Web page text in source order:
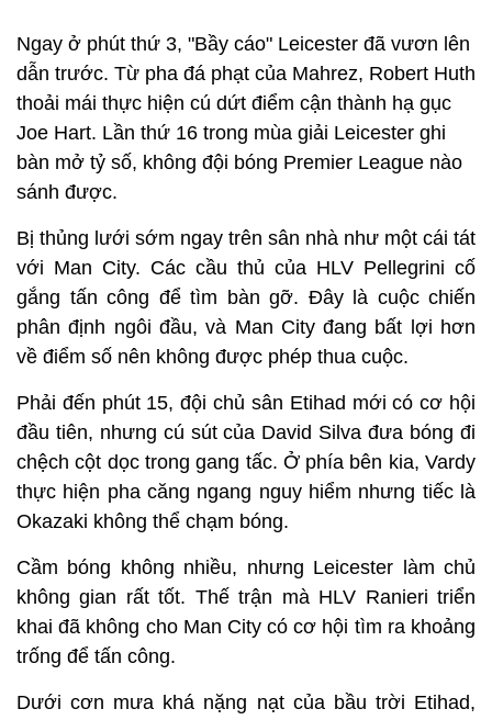
Ngay ở phút thứ 3, "Bầy cáo" Leicester đã vươn lên
dẫn trước. Từ pha đá phạt của Mahrez, Robert Huth
thoải mái thực hiện cú dứt điểm cận thành hạ gục
Joe Hart. Lần thứ 16 trong mùa giải Leicester ghi
bàn mở tỷ số, không đội bóng Premier League nào
sánh được.
Bị thủng lưới sớm ngay trên sân nhà như một cái tát
với Man City. Các cầu thủ của HLV Pellegrini cố
gắng tấn công để tìm bàn gỡ. Đây là cuộc chiến
phân định ngôi đầu, và Man City đang bất lợi hơn
về điểm số nên không được phép thua cuộc.
Phải đến phút 15, đội chủ sân Etihad mới có cơ hội
đầu tiên, nhưng cú sút của David Silva đưa bóng đi
chệch cột dọc trong gang tấc. Ở phía bên kia, Vardy
thực hiện pha căng ngang nguy hiểm nhưng tiếc là
Okazaki không thể chạm bóng.
Cầm bóng không nhiều, nhưng Leicester làm chủ
không gian rất tốt. Thế trận mà HLV Ranieri triển
khai đã không cho Man City có cơ hội tìm ra khoảng
trống để tấn công.
Dưới cơn mưa khá nặng nạt của bầu trời Etihad,